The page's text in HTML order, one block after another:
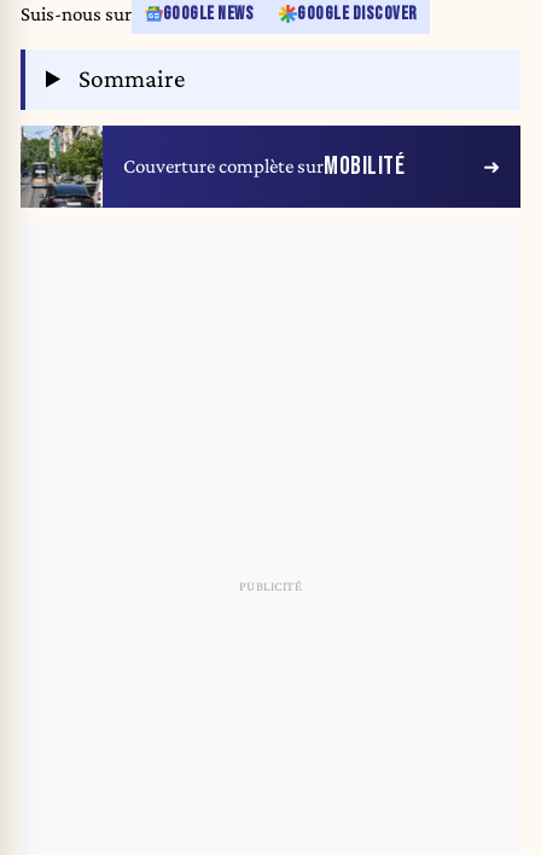
Suis-nous sur GOOGLE NEWS GOOGLE DISCOVER
Sommaire
Couverture complète surMOBILITÉ